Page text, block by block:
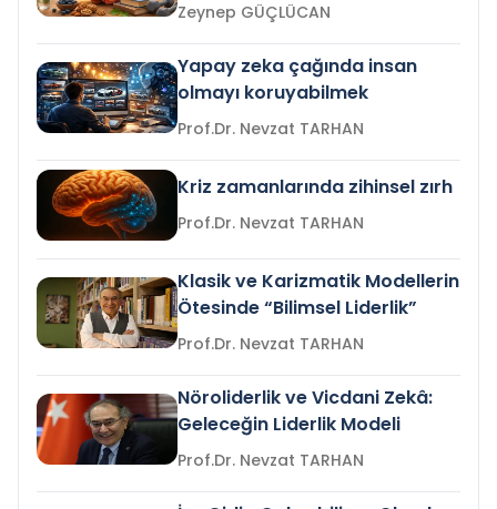
Zeynep GÜÇLÜCAN
Yapay zeka çağında insan
olmayı koruyabilmek
Prof.Dr. Nevzat TARHAN
Kriz zamanlarında zihinsel zırh
Prof.Dr. Nevzat TARHAN
Klasik ve Karizmatik Modellerin
Ötesinde “Bilimsel Liderlik”
Prof.Dr. Nevzat TARHAN
Nöroliderlik ve Vicdani Zekâ:
Geleceğin Liderlik Modeli
Prof.Dr. Nevzat TARHAN